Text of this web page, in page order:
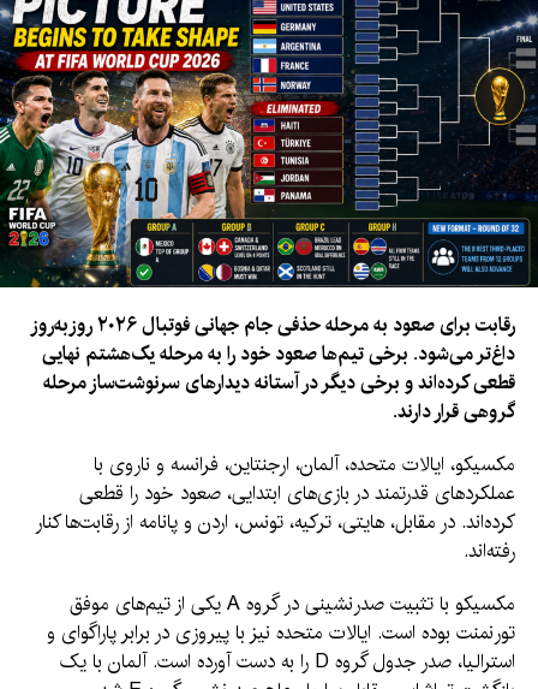
رقابت برای صعود به مرحله حذفی جام جهانی فوتبال ۲۰۲۶ روزبه‌روز
داغ‌تر می‌شود. برخی تیم‌ها صعود خود را به مرحله یک‌هشتم نهایی
قطعی کرده‌اند و برخی دیگر در آستانه دیدارهای سرنوشت‌ساز مرحله
گروهی قرار دارند.
مکسیکو، ایالات متحده، آلمان، ارجنتاین، فرانسه و ناروی با
عملکردهای قدرتمند در بازی‌های ابتدایی، صعود خود را قطعی
کرده‌اند. در مقابل، هایتی، ترکیه، تونس، اردن و پانامه از رقابت‌ها کنار
رفته‌اند.
مکسیکو با تثبیت صدرنشینی در گروه A یکی از تیم‌های موفق
تورنمنت بوده است. ایالات متحده نیز با پیروزی در برابر پاراگوای و
استرالیا، صدر جدول گروه D را به دست آورده است. آلمان با یک